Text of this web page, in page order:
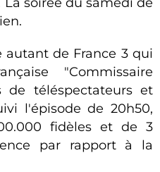
de France 3 qui
"Commissaire
de téléspectateurs et
l'épisode de 20h50,
fidèles et de 3
par rapport à la